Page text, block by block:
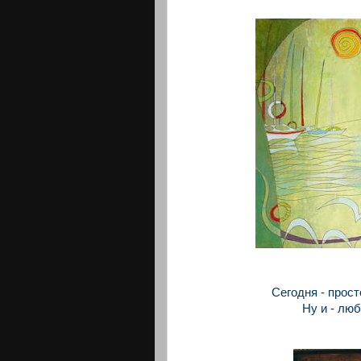
Сегодня -
Ну и -